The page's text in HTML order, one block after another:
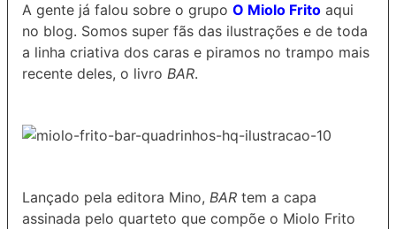
A gente já falou sobre o grupo O Miolo Frito aqui
no blog. Somos super fãs das ilustrações e de toda
a linha criativa dos caras e piramos no trampo mais
recente deles, o livro BAR.
Lançado pela editora Mino, BAR tem a capa
assinada pelo quarteto que compõe o Miolo Frito